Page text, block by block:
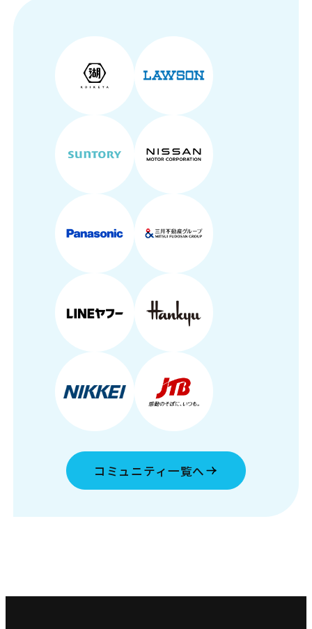
コミュニティ一覧へ